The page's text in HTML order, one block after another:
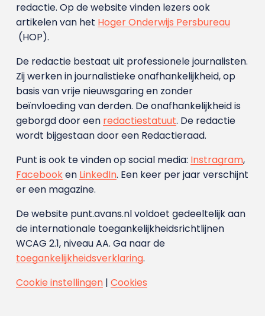
redactie. Op de website vinden lezers ook
artikelen van het Hoger Onderwijs Persbureau
(HOP).
De redactie bestaat uit professionele journalisten.
Zij werken in journalistieke onafhankelijkheid, op
basis van vrije nieuwsgaring en zonder
beïnvloeding van derden. De onafhankelijkheid is
geborgd door een redactiestatuut. De redactie
wordt bijgestaan door een Redactieraad.
Punt is ook te vinden op social media: Instragram,
Facebooken LinkedIn. Een keer per jaar verschijnt
er een magazine.
De website punt.avans.nl voldoet gedeeltelijk aan
de internationale toegankelijkheidsrichtlijnen
WCAG 2.1, niveau AA. Ga naar de
toegankelijkheidsverklaring.
Cookie instellingen| Cookies